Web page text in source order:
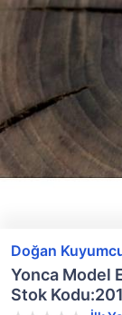
Doğan
Yonca Model
Stok